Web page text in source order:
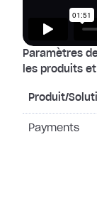
Paramètres
les produits
Produit/
Payments